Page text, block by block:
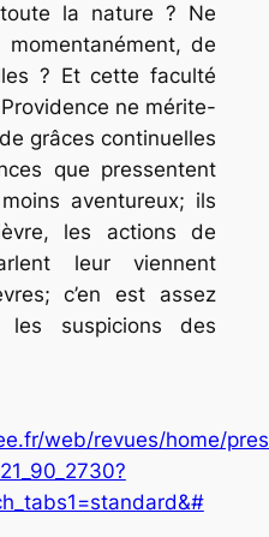
la nature ? Ne
de
? Et cette faculté
ne mérite-
grâces continuelles
que pressentent
aventureux; ils
les actions de
leur viennent
c’en est assez
suspicions des
web/revues/home/